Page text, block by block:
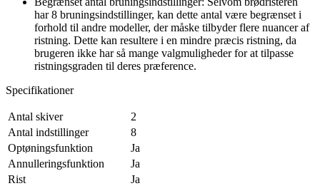
har 8 bruningsindstillinger, kan dette antal være begrænset i
forhold til andre modeller, der måske tilbyder flere nuancer af
ristning. Dette kan resultere i en mindre præcis ristning, da
brugeren ikke har så mange valgmuligheder for at tilpasse
ristningsgraden til deres præference.
Specifikationer
Antal skiver
2
Antal indstillinger
8
Optøningsfunktion
Ja
Annulleringsfunktion
Ja
Rist
Ja